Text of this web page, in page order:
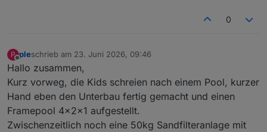
0
P
Offline
pleschrieb am 23. Juni 2026, 09:46
zuletzt editiert von
Hallo zusammen,
Kurz vorweg, die Kids schreien nach einem Pool, kurzer
Hand eben den Unterbau fertig gemacht und einen
Framepool 4x2x1 aufgestellt.
Zwischenzeitlich noch eine 50kg Sandfilteranlage mit